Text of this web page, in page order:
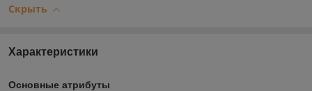
Скрыть
Характеристики
Основные атрибуты